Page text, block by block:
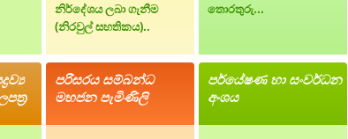
නිර්දේශය ලබා ගැනීම
(නිරවුල් සහතිකය)..
තොරතුරු...
පරිසරය සම්බන්ධ
මහජන පැමිණිලි
පර්යේෂණ හා සංවර්ධන
අංශය